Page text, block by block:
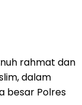
rahmat dan
dalam
besar Polres